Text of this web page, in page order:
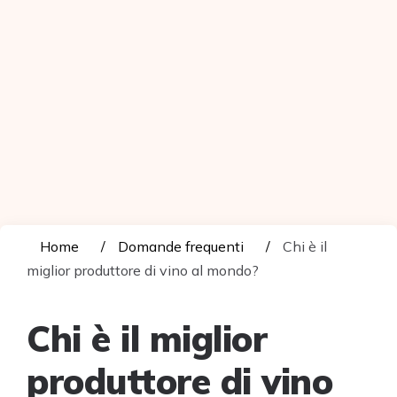
Home Domande frequenti
Chi è il
miglior produttore di vino al mondo?
Chi è il miglior
produttore di vino